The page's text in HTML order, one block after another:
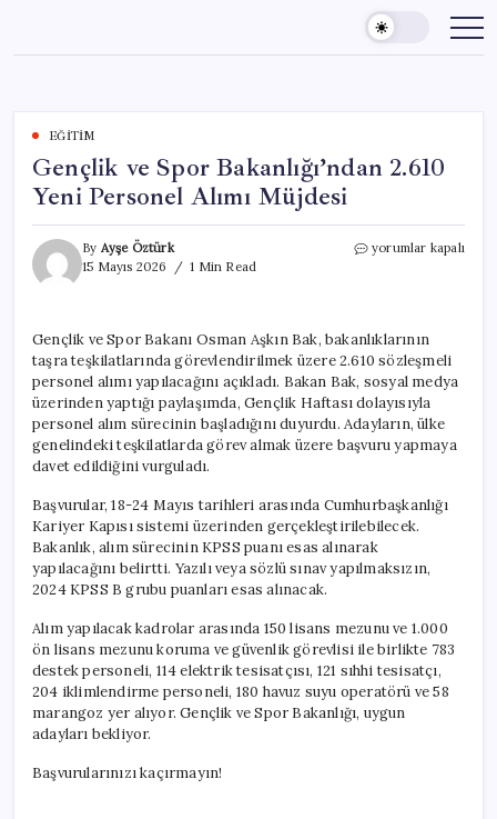
content
EĞITIM
Gençlik ve Spor Bakanlığı’ndan 2.610
Yeni Personel Alımı Müjdesi
By Ayşe Öztürk
15 Mayıs 2026
1 Min Read
Gençlik
Yeni
Personel
Alımı
Müjdesi
için
yorumlar kapalı
Gençlik ve Spor Bakanı Osman Aşkın Bak, bakanlıklarının
taşra teşkilatlarında görevlendirilmek üzere 2.610 sözleşmeli
personel alımı yapılacağını açıkladı. Bakan Bak, sosyal medya
üzerinden yaptığı paylaşımda, Gençlik Haftası dolayısıyla
personel alım sürecinin başladığını duyurdu. Adayların, ülke
genelindeki teşkilatlarda görev almak üzere başvuru yapmaya
davet edildiğini vurguladı.
Başvurular, 18-24 Mayıs tarihleri arasında Cumhurbaşkanlığı
Kariyer Kapısı sistemi üzerinden gerçekleştirilebilecek.
Bakanlık, alım sürecinin KPSS puanı esas alınarak
yapılacağını belirtti. Yazılı veya sözlü sınav yapılmaksızın,
2024 KPSS B grubu puanları esas alınacak.
Alım yapılacak kadrolar arasında 150 lisans mezunu ve 1.000
ön lisans mezunu koruma ve güvenlik görevlisi ile birlikte 783
destek personeli, 114 elektrik tesisatçısı, 121 sıhhi tesisatçı,
204 iklimlendirme personeli, 180 havuz suyu operatörü ve 58
marangoz yer alıyor. Gençlik ve Spor Bakanlığı, uygun
adayları bekliyor.
Başvurularınızı kaçırmayın!